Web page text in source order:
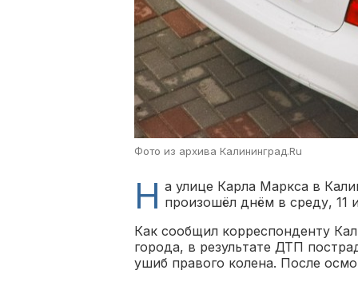
Фото из архива Калининград.Ru
Н а улице Карла Маркса в
произошёл днём в среду,
Как сообщил корреспонденту
города, в результате ДТП
ушиб правого колена. После